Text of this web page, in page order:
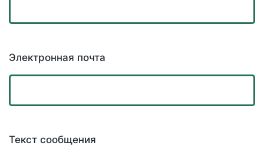
Электронная почта
Текст сообщения